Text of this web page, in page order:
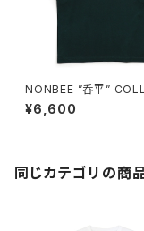
NONBEE ”呑平”
EE2 green
¥6,600
同じカテゴリの商